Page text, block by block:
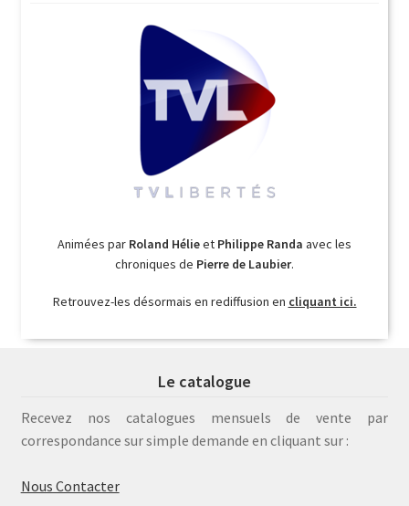
Animées par Roland Hélieet Philippe Randa avec les
chroniques de Pierre de Laubier.
Retrouvez-les désormais en rediffusion en cliquant ici.
Le catalogue
Recevez nos catalogues mensuels de vente par
correspondance sur simple demande en cliquant sur :
Nous Contacter